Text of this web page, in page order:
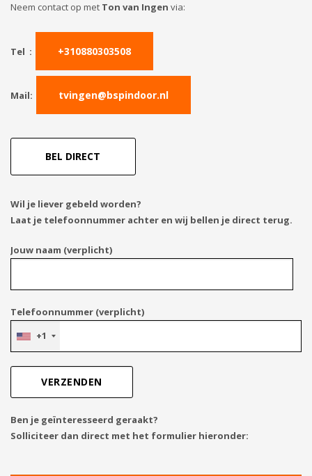
Neem contact op met Ton van Ingen via:
Tel : +310880303508
Mail: tvingen@bspindoor.nl
BEL DIRECT
Wil je liever gebeld worden?
Laat je telefoonnummer achter en wij bellen je direct terug.
Jouw naam (verplicht)
Telefoonnummer (verplicht)
+1
Ben je geïnteresseerd geraakt?
Solliciteer dan direct met het formulier hieronder: